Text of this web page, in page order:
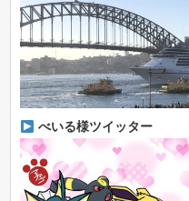
べいる様ツイッター